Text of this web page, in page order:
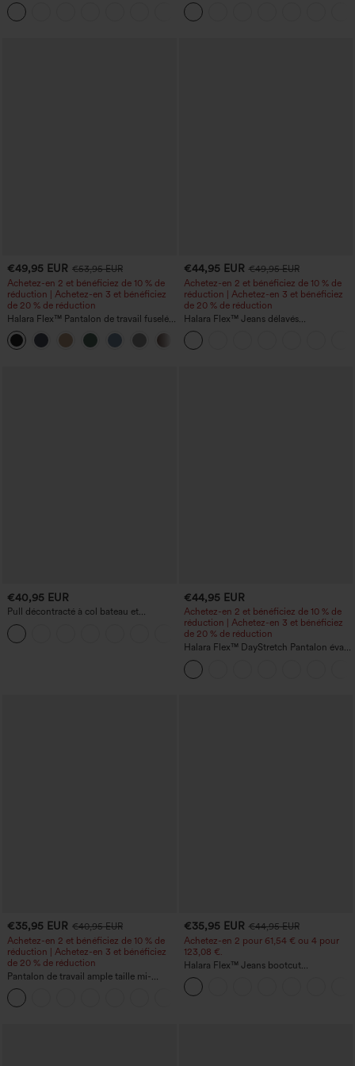
ventre, à rayures color block, avec
poches
retroussé et effet délavé
€49,95 EUR €53,95 EUR
Achetez-en 2 et bénéficiez de 10 % de
réduction | Achetez-en 3 et bénéficiez
de 20 % de réduction
Halara Flex™ Pantalon de travail fuselé,
uni, taille haute, avec poches
€44,95 EUR €49,95 EUR
Achetez-en 2 et bénéficiez de 10 % de
réduction | Achetez-en 3 et bénéficiez
de 20 % de réduction
Halara Flex™ Jeans délavés
décontractés, coupe baggy à jambe
large, taille basse asymétrique, poches
zippées
€40,95 EUR
Pull décontracté à col bateau et
manches chauve-souris
+1
€44,95 EUR
Achetez-en 2 et bénéficiez de 10 % de
réduction | Achetez-en 3 et bénéficiez
de 20 % de réduction
Halara Flex™ DayStretch Pantalon évasé
taille haute à poches pour le travail
€35,95 EUR €40,95 EUR
Achetez-en 2 et bénéficiez de 10 % de
réduction | Achetez-en 3 et bénéficiez
de 20 % de réduction
Pantalon de travail ample taille mi-
haute, coupe « barrel » (jambe en forme
de tonneau) avec poches
€35,95 EUR €44,95 EUR
Achetez-en 2 pour 61,54 € ou 4 pour
123,08 €.
Halara Flex™ Jeans bootcut
décontractés taille haute, effet délavé,
avec poches